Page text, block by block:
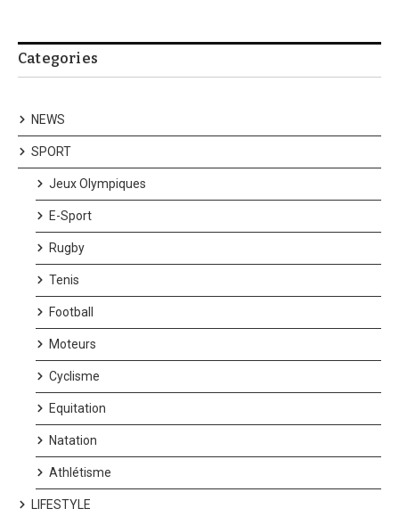
Categories
NEWS
SPORT
Jeux Olympiques
E-Sport
Rugby
Tenis
Football
Moteurs
Cyclisme
Equitation
Natation
Athlétisme
LIFESTYLE